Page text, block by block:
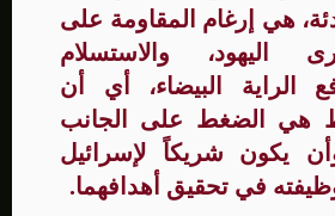
هي إرغام المقاومة على
اليهود، والاستسلام
الراية البيضاء، أي أن
هي الضغط على الجانب
يكون شريكاً لإسرائيل
في تحقيق أهدافهما.